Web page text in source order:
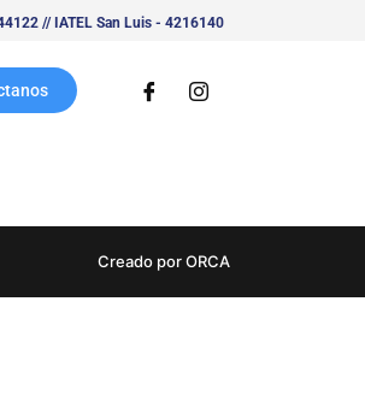
// IATEL San Luis - 4216140
Creado por ORCA